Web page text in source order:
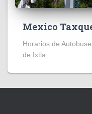
Mexico
Horarios de
de Ixtla